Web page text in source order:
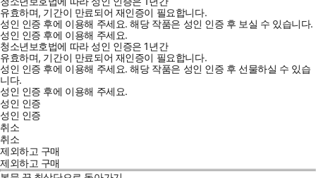
유효하며, 기간이 만료되어 재인증이 필요합니다.
성인 인증 후에 이용해 주세요.해당 작품은 성인 인증 후 보실 수 있습니다.
성인 인증 후에 이용해 주세요.
청소년보호법에 따라 성인 인증은 1년간
유효하며, 기간이 만료되어 재인증이 필요합니다.
성인 인증 후에 이용해 주세요.해당 작품은 성인 인증 후 선물하실 수 있습
니다.
성인 인증 후에 이용해 주세요.
성인 인증
성인 인증
취소
취소
제외하고 구매
제외하고 구매